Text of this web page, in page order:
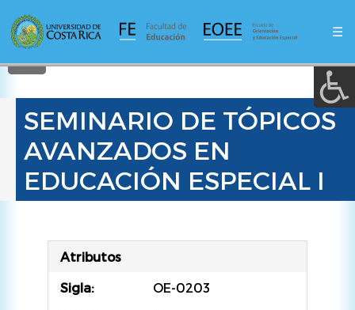
contenido
principal
☰
SEMINARIO DE TÓPICOS
AVANZADOS EN
EDUCACIÓN ESPECIAL I
Atributos
Sigla: OE-0203